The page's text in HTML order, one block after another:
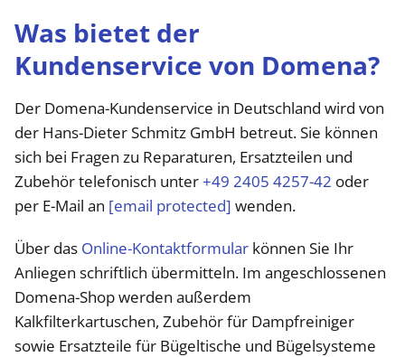
Was bietet der
Kundenservice von Domena?
Der Domena-Kundenservice in Deutschland wird von
der Hans-Dieter Schmitz GmbH betreut. Sie können
sich bei Fragen zu Reparaturen, Ersatzteilen und
Zubehör telefonisch unter+49 2405 4257-42 oder
per E-Mail an [email protected] wenden.
Über das Online-Kontaktformular können Sie Ihr
Anliegen schriftlich übermitteln. Im angeschlossenen
Domena-Shop werden außerdem
Kalkfilterkartuschen, Zubehör für Dampfreiniger
sowie Ersatzteile für Bügeltische und Bügelsysteme